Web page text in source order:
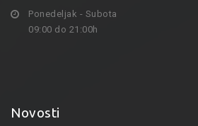
Ponedeljak - Subota
09:00 do 21:00h
Novosti